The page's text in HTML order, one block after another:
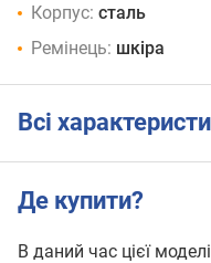
Корпус: сталь
Ремінець: шкіра
Всі
Де купити?
В даний час цієї